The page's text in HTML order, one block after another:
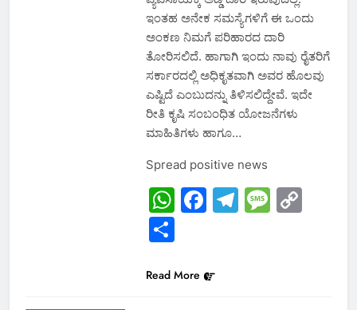
ಇಂತಹ ಅನೇಕ ಸಮಸ್ಯೆಗಳಿಗೆ ಈ ಒಂದು
ಅಂಕಣ ನಿಮಗೆ ಪರಿಹಾರದ ದಾರಿ
ತೋರಿಸಲಿದೆ. ಹಾಗಾಗಿ ಇಂದು ನಾವು ರೈತರಿಗೆ
ಸರ್ಕಾರದಲ್ಲಿ ಅಧಿಕೃತವಾಗಿ ಅವರ ಹೊಲವು
ಎಷ್ಟಿದೆ ಎಂಬುದನ್ನು ತಿಳಿಸಲಿದ್ದೇವೆ. ಇದೇ
ರೀತಿ ಕೃಷಿ ಸಂಬಂಧಿತ ಯೋಜನೆಗಳು
ಮಾಹಿತಿಗಳು ಹಾಗೂ…
Spread positive news
WhatsApp
Facebook
Telegram
Share
Read More